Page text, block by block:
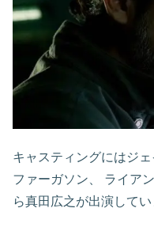
キャスティングにはジ
ファーガソン、 ライア
ら真田広之が出演してい